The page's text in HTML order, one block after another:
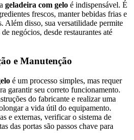
geladeira com gelo é indispensável. É
frescos, manter bebidas frias e
Além disso, sua versatilidade permite
negócios, desde restaurantes até
e Manutenção
é um processo simples, mas requer
garantir seu correto funcionamento.
do fabricante e realizar uma
a vida útil do equipamento.
e externas, verificar o sistema de
das portas são passos chave para